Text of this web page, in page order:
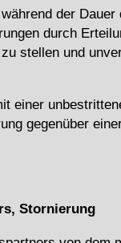
der Dauer
durch
stellen und
einer
gegenüber
Stornierung